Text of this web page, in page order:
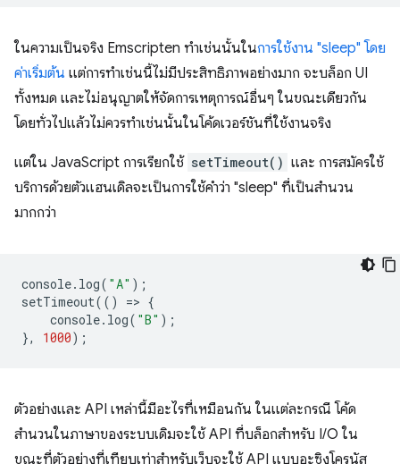
ในความเป็นจริง Emscripten ทำเช่นนั้นในการใช้งาน "sleep" โดย
ค่าเริ่มต้น แต่การทำเช่นนี้ไม่มีประสิทธิภาพอย่างมาก จะบล็อก UI
ทั้งหมด และไม่อนุญาตให้จัดการเหตุการณ์อื่นๆ ในขณะเดียวกัน
โดยทั่วไปแล้วไม่ควรทำเช่นนั้นในโค้ดเวอร์ชันที่ใช้งานจริง
แต่ใน JavaScript การเรียกใช้ setTimeout() และ การสมัครใช้
บริการด้วยตัวแฮนเดิลจะเป็นการใช้คำว่า "sleep" ที่เป็นสำนวน
มากกว่า
console. log( "A" );
setTimeout(() => {
console. log( "B" );
},
1000);
ตัวอย่างและ API เหล่านี้มีอะไรที่เหมือนกัน ในแต่ละกรณี โค้ด
สำนวนในภาษาของระบบเดิมจะใช้ API ที่บล็อกสำหรับ I/O ใน
ขณะที่ตัวอย่างที่เทียบเท่าสำหรับเว็บจะใช้ API แบบอะซิงโครนัส